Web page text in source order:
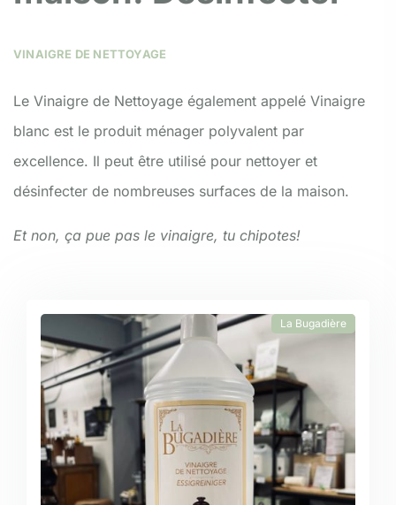
VINAIGRE DE NETTOYAGE
Le Vinaigre de Nettoyage également appelé Vinaigre
blanc est le produit ménager polyvalent par
excellence. Il peut être utilisé pour nettoyer et
désinfecter de nombreuses surfaces de la maison.
Et non, ça pue pas le vinaigre, tu chipotes!
La Bugadière